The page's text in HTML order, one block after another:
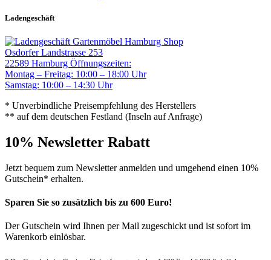
Ladengeschäft
Gartenmöbel Hamburg Shop
Osdorfer Landstrasse 253
22589 Hamburg Öffnungszeiten:
Montag – Freitag: 10:00 – 18:00 Uhr
Samstag: 10:00 – 14:30 Uhr
* Unverbindliche Preisempfehlung des Herstellers
** auf dem deutschen Festland (Inseln auf Anfrage)
10% Newsletter Rabatt
Jetzt bequem zum Newsletter anmelden und umgehend einen 10%
Gutschein* erhalten.
Sparen Sie so zusätzlich bis zu 600 Euro!
Der Gutschein wird Ihnen per Mail zugeschickt und ist sofort im
Warenkorb einlösbar.